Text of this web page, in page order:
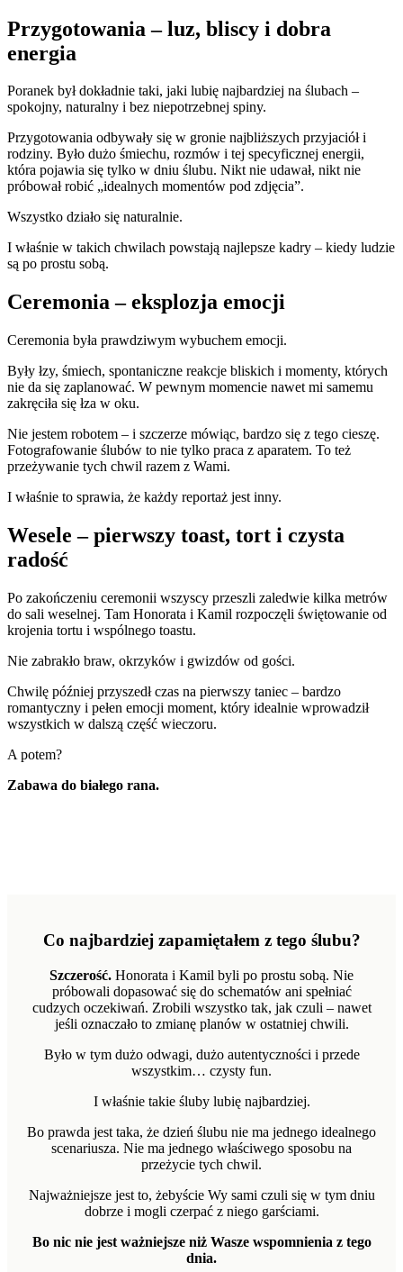
Przygotowania – luz, bliscy i dobra
energia
Poranek był dokładnie taki, jaki lubię najbardziej na ślubach –
spokojny, naturalny i bez niepotrzebnej spiny.
Przygotowania odbywały się w gronie najbliższych przyjaciół i
rodziny. Było dużo śmiechu, rozmów i tej specyficznej energii,
która pojawia się tylko w dniu ślubu. Nikt nie udawał, nikt nie
próbował robić „idealnych momentów pod zdjęcia”.
Wszystko działo się naturalnie.
I właśnie w takich chwilach powstają najlepsze kadry – kiedy ludzie
są po prostu sobą.
Ceremonia – eksplozja emocji
Ceremonia była prawdziwym wybuchem emocji.
Były łzy, śmiech, spontaniczne reakcje bliskich i momenty, których
nie da się zaplanować. W pewnym momencie nawet mi samemu
zakręciła się łza w oku.
Nie jestem robotem – i szczerze mówiąc, bardzo się z tego cieszę.
Fotografowanie ślubów to nie tylko praca z aparatem. To też
przeżywanie tych chwil razem z Wami.
I właśnie to sprawia, że każdy reportaż jest inny.
Wesele – pierwszy toast, tort i czysta
radość
Po zakończeniu ceremonii wszyscy przeszli zaledwie kilka metrów
do sali weselnej. Tam Honorata i Kamil rozpoczęli świętowanie od
krojenia tortu i wspólnego toastu.
Nie zabrakło braw, okrzyków i gwizdów od gości.
Chwilę później przyszedł czas na pierwszy taniec – bardzo
romantyczny i pełen emocji moment, który idealnie wprowadził
wszystkich w dalszą część wieczoru.
A potem?
Zabawa do białego rana.
Co najbardziej zapamiętałem z tego ślubu?
Szczerość. Honorata i Kamil byli po prostu sobą. Nie
próbowali dopasować się do schematów ani spełniać
cudzych oczekiwań. Zrobili wszystko tak, jak czuli – nawet
jeśli oznaczało to zmianę planów w ostatniej chwili.
Było w tym dużo odwagi, dużo autentyczności i przede
wszystkim… czysty fun.
I właśnie takie śluby lubię najbardziej.
Bo prawda jest taka, że dzień ślubu nie ma jednego idealnego
scenariusza. Nie ma jednego właściwego sposobu na
przeżycie tych chwil.
Najważniejsze jest to, żebyście Wy sami czuli się w tym dniu
dobrze i mogli czerpać z niego garściami.
Bo nic nie jest ważniejsze niż Wasze wspomnienia z tego
dnia.